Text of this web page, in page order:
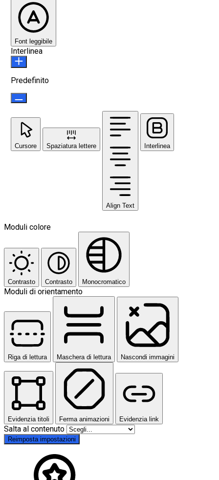
Font leggibile
Interlinea
Predefinito
Cursore Spaziatura lettere
Align Text
Interlinea
Moduli colore
Contrasto Contrasto Monocromatico
Moduli di orientamento
Riga di lettura Maschera di lettura Nascondi immagini
Evidenzia titoli Ferma animazioni Evidenzia link
Salta al contenuto
Reimposta impostazioni